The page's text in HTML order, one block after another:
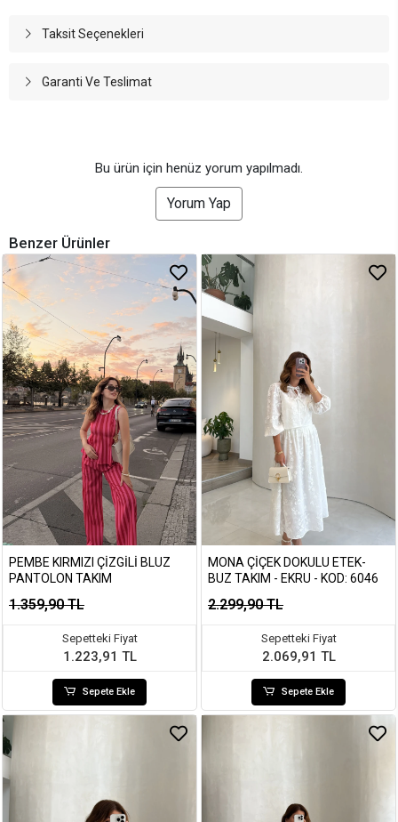
Taksit Seçenekleri
Garanti Ve Teslimat
Bu ürün için henüz yorum yapılmadı.
Yorum Yap
Benzer Ürünler
PEMBE KIRMIZI ÇIZGILI BLUZ
PANTOLON TAKIM
1.359,90 TL
Sepetteki Fiyat
1.223,91 TL
Sepete Ekle
MONA ÇIÇEK DOKULU ETEK-
BUZ TAKIM - EKRU - KOD: 6046
2.299,90 TL
Sepetteki Fiyat
2.069,91 TL
Sepete Ekle